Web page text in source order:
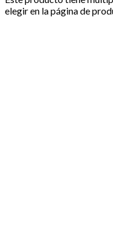
elegir en la página de